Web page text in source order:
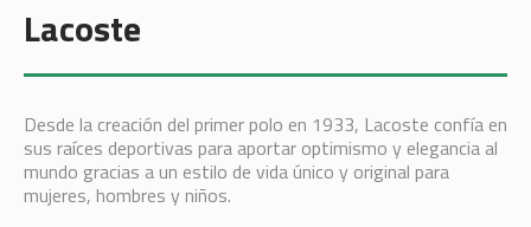
Lacoste
Desde la creación del primer polo en 1933, Lacoste confía en
sus raíces deportivas para aportar optimismo y elegancia al
mundo gracias a un estilo de vida único y original para
mujeres, hombres y niños.